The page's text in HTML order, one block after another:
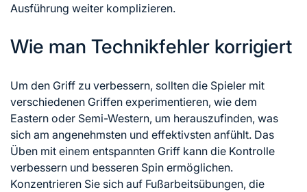
Ausführung weiter komplizieren.
Wie man Technikfehler korrigiert
Um den Griff zu verbessern, sollten die Spieler mit
verschiedenen Griffen experimentieren, wie dem
Eastern oder Semi-Western, um herauszufinden, was
sich am angenehmsten und effektivsten anfühlt. Das
Üben mit einem entspannten Griff kann die Kontrolle
verbessern und besseren Spin ermöglichen.
Konzentrieren Sie sich auf Fußarbeitsübungen, die